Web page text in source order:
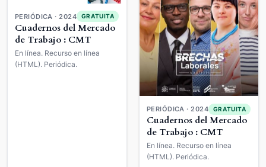
PERIÓDICA · 2024 GRATUITA
Cuadernos del Mercado
de Trabajo : CMT
En línea. Recurso en línea
(HTML). Periódica.
PERIÓDICA · 2024 GRATUITA
Cuadernos del Mercado
de Trabajo : CMT
En línea. Recurso en línea
(HTML). Periódica.